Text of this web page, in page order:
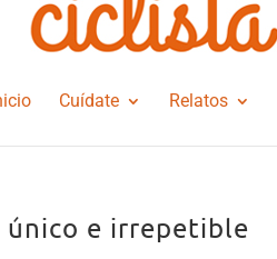
Cuídate Relatos
e irrepetible